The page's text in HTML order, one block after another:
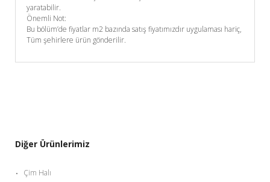
yaratabilir.
Önemli Not:
Bu bölüm’de fiyatlar m2 bazında satış fiyatımızdır uygulaması hariç,
Tüm şehirlere ürün gönderilir.
Diğer Ürünlerimiz
Çim Halı